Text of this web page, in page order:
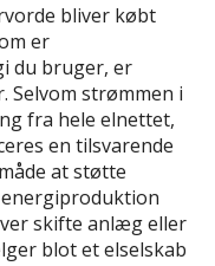
bliver købt
er
du bruger, er
Selvom strømmen i
fra hele elnettet,
en tilsvarende
at støtte
skifte anlæg eller
blot et elselskab